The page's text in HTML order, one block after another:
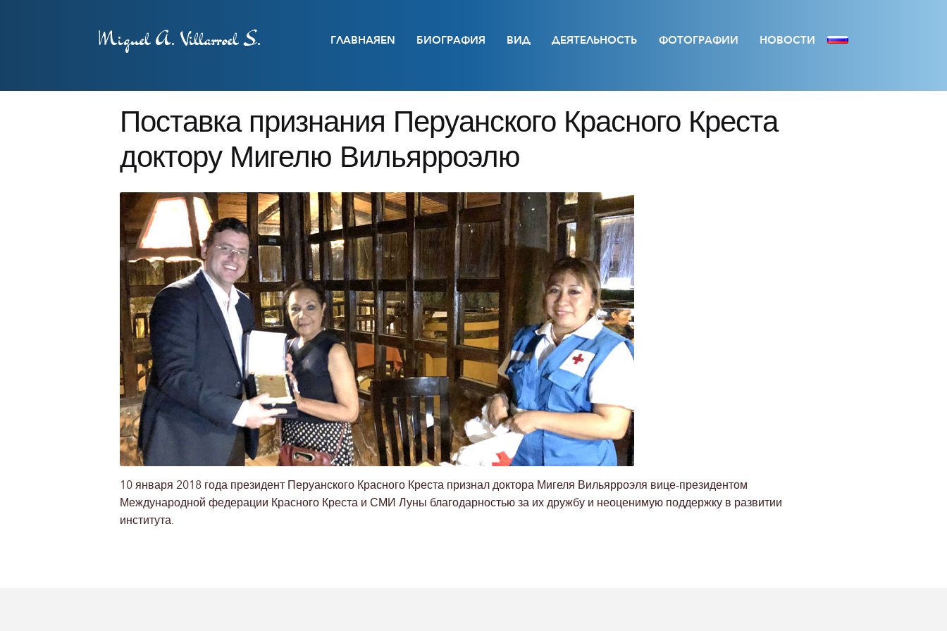
Miguel A. Villarroel S. ГЛАВНАЯEN БИОГРАФИЯ ВИД ДЕЯТЕЛЬНОСТЬ ФОТОГРАФИИ НОВОСТИ
Поставка признания Перуанского Красного Креста
доктору Мигелю Вильярроэлю
10 января 2018 года президент Перуанского Красного Креста признал доктора Мигеля Вильярроэля вице-президентом
Международной федерации Красного Креста и СМИ Луны благодарностью за их дружбу и неоценимую поддержку в развитии
института.